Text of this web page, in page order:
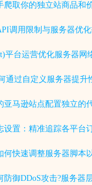
爬取你的独立站商品和
调用限制与服务器优
平台运营优化服务器网
通过自定义服务器提升
亚马逊站点配置独立的
设置：精准追踪各平台
何快速调整服务器脚本
防御DDoS攻击?服务器